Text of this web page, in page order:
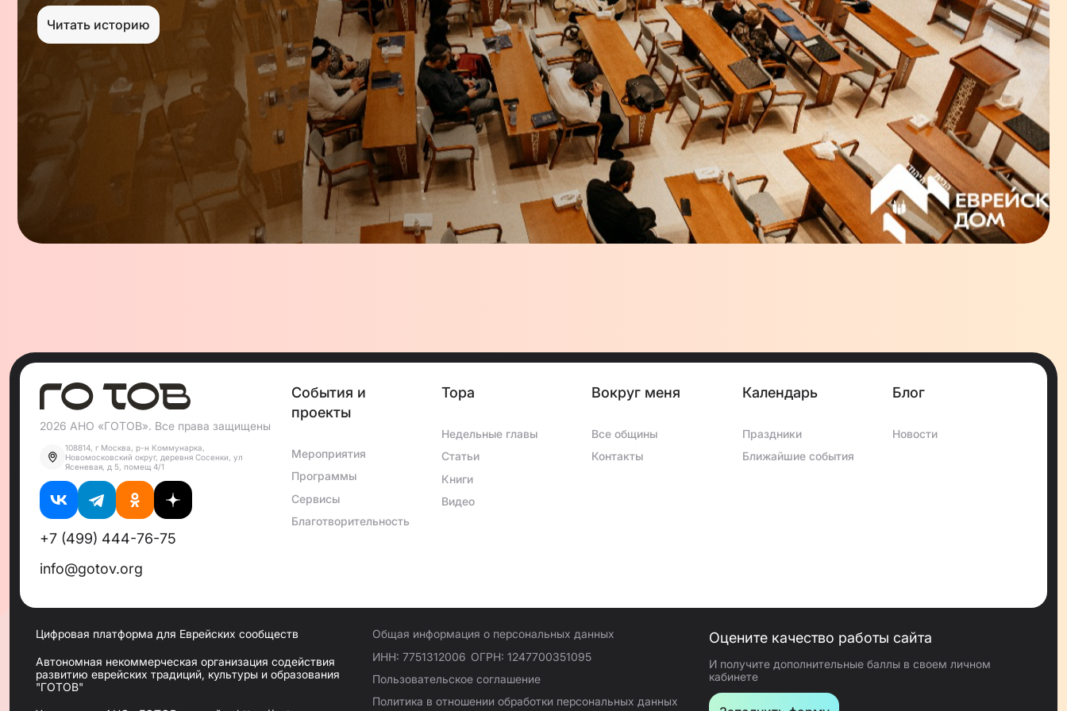
⁠Уютные Шабатоны для общения и соприкосновения с духовностью;
⁠Интересные лекции от топовых лекторов в сфере семейной жизни и не
⁠Семинары для обмена опытом и новыми знаниями;
Профессиональная психологическая поддержка.
Наш центр находится в сердце еврейской Москвы, рядом с МЕОЦ в
новом современном пространстве открытом каждому.
Проект осуществляется при поддержке Главного Раввина России Берла
Руководителем проекта является раввин Йехезкель Лазар
- обладатель
обширного религиозного образования в Израиле и Америке. В 2017 был
назначен главным раввином Крыма и Симферополя. В 2024 году
назначен раввином общины Solomon.hills, Москва. Со своей женой Муси
они скоро отметят 10 лет свадьбы. Вместе они не только формируют
образования.
Раввин Арье Аминов - Директор отдела психологической поддержки.
Раввин и практикующий семейный консультант на протяжение уже 12 лет.
Отец 6 детей, в браке со своей супругой 20 лет.
Постройте свой «Еврейский Дом» вместе с нами!
Читать историю
2026 АНО «ГОТОВ». Все права защищены
108814, г Москва, р-н Коммунарка,
Новомосковский округ, деревня Сосенки, ул
Ясеневая, д 5, помещ 4/1
+7 (499) 444-76-75
info@gotov.org
События и
проекты
Мероприятия
Программы
Сервисы
Благотворительность
Тора
Недельные главы
Статьи
Книги
Видео
Вокруг меня
Все общины
Контакты
Календарь
Праздники
Ближайшие события
Блог
Новости
Цифровая платформа для Еврейских сообществ
Автономная некоммерческая организация содействия
развитию еврейских традиций, культуры и образования
"ГОТОВ"
Общая информация о персональных данных
ИНН: 7751312006 ОГРН: 1247700351095
Пользовательское соглашение
Политика в отношении обработки персональных данных
Оцените качество работы сайта
И получите дополнительные баллы в своем личном
кабинете